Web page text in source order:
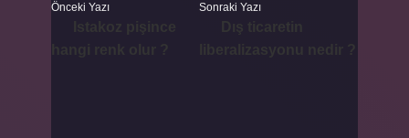
Önceki Yazı Sonraki Yazı